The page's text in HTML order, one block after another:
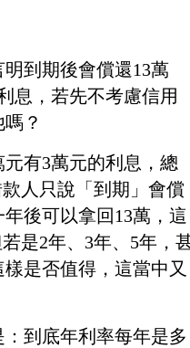
到期後會償還13萬
息，若先不考慮信用
？
有3萬元的利息，總
人只說「到期」會償
後可以拿回13萬，這
是2年、3年、5年，
是否值得，這當中又
到底年利率每年是多